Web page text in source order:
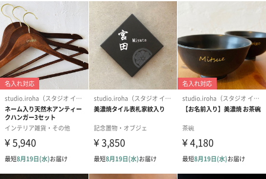
シーンに合わせてお選びいただけるメッセージカードを無料でお
付けできます。また、特別なギフトにぴったりな包装紙や、紙袋
の有料オプションもご用意しております。
※この画像は包装紙ラッピングです。
「studio.iroha（スタジオ イロハ）」
studio.irohaでは「想いを形に」のコンセプトのもと、皆様にワン
ランク上のライフスタイルと喜びをお届けします。世界に1つだけ